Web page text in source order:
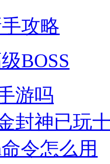
攻略
BOSS
游吗
封神已玩
令怎么用